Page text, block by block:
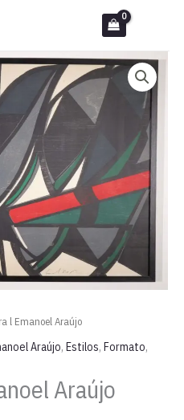
l Emanoel Araújo
Araújo, Estilos, Formato,
Araújo